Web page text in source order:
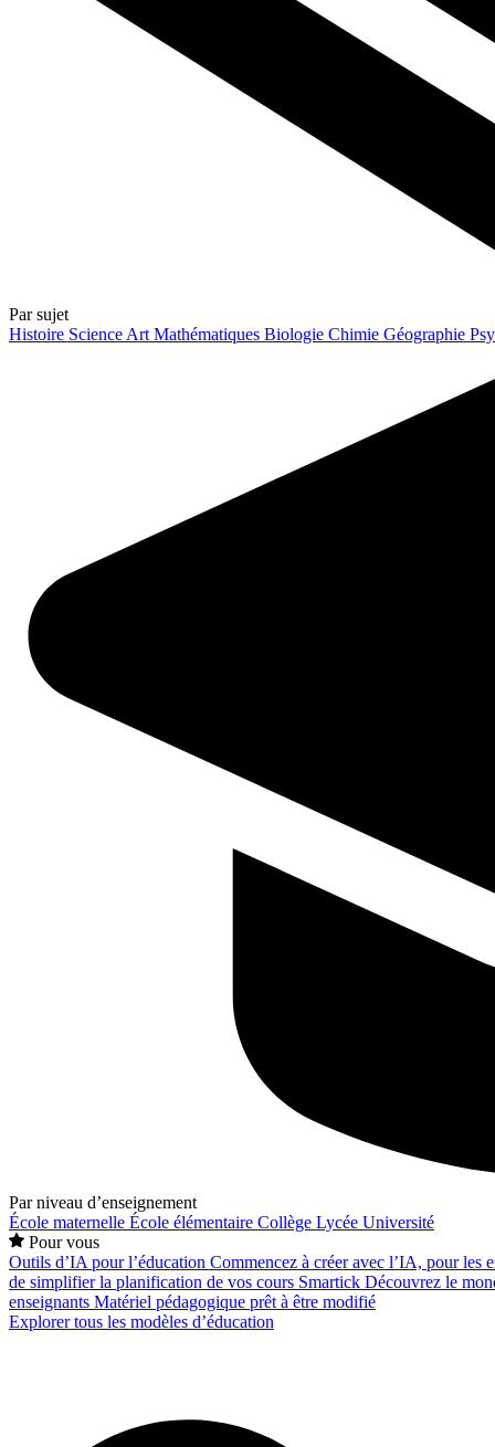
Par sujet
Histoire Science Art Mathématiques Biologie Chimie Géographie
Par niveau d’enseignement
École maternelle École élémentaire Collège Lycée Université
Pour vous
Outils d’IA pour l’éducation Commencez à créer avec l’IA, pour les
de simplifier la planification de vos cours Smartick Découvrez le
enseignants Matériel pédagogique prêt à être modifié
Explorer tous les modèles d’éducation